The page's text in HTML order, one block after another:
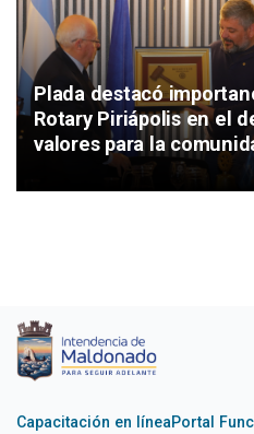
Plada destacó
Rotary Piriápolis en el
valores para la
Capacitación en líneaPortal